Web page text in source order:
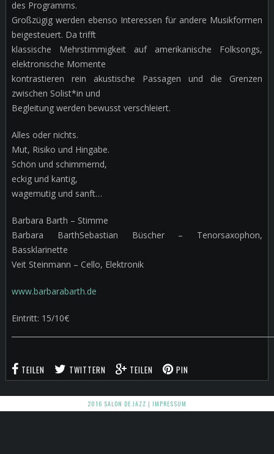
des Programms.
Großzügig werden ebenso Interessen für andere Musikformen
beigesteuert. Da trifft
klassische Mehrstimmigkeit auf amerikanische Folksongs,
elektronische Momente
kontrastieren rein akustische Passagen und die Grenzen
zwischen Solist*in und
Begleitung werden bewusst verschleiert.
Alles oder nichts.
Mut, Risiko und Hingabe.
Schön und schimmernd,
eckig und kantig,
wagemutig und sanft…
Barbara Barth – Stimme
Barbara BarthSebastian Büscher – Tenorsaxophon,
Bassklarinette
Veit Steinmann – Cello, Elektronik
www.barbarabarth.de
Eintritt: 15/10€
TEILEN TWITTERN TEILEN PIN
2016 SALON DE JAZZ | IMPRESSUM